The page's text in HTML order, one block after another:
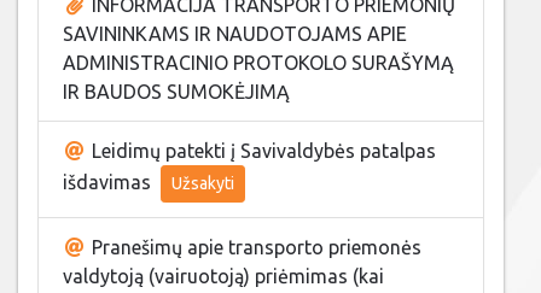
INFORMACIJA TRANSPORTO PRIEMONIŲ
SAVININKAMS IR NAUDOTOJAMS APIE
ADMINISTRACINIO PROTOKOLO SURAŠYMĄ
IR BAUDOS SUMOKĖJIMĄ
Leidimų patekti į Savivaldybės patalpas
išdavimas
Užsakyti
Pranešimų apie transporto priemonės
valdytoją (vairuotoją) priėmimas (kai